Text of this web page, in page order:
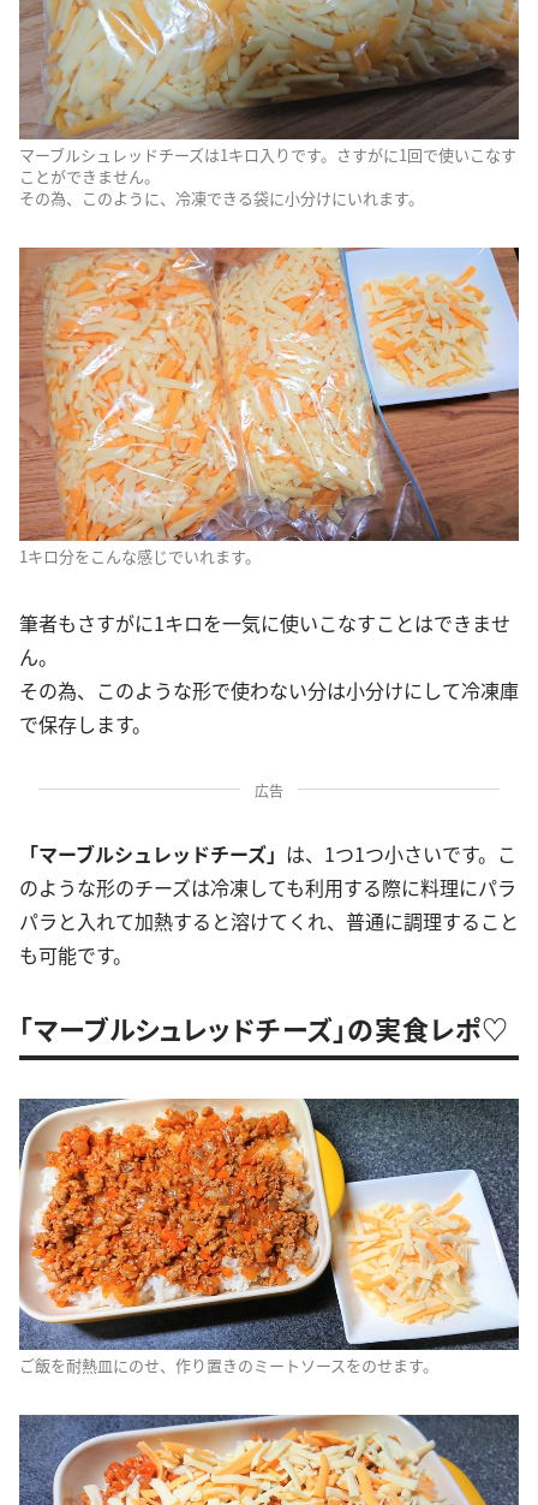
マーブルシュレッドチーズは1キロ入りです。さすがに1回で使いこなす
ことができません。
その為、このように、冷凍できる袋に小分けにいれます。
1キロ分をこんな感じでいれます。
筆者もさすがに1キロを一気に使いこなすことはできませ
ん。
その為、このような形で使わない分は小分けにして冷凍庫
で保存します。
広告
「マーブルシュレッドチーズ」 は、1つ1つ小さいです。こ
のような形のチーズは冷凍しても利用する際に料理にパラ
パラと入れて加熱すると溶けてくれ、普通に調理すること
も可能です。
「マーブルシュレッドチーズ」の実食レポ♡
ご飯を耐熱皿にのせ、作り置きのミートソースをのせます。